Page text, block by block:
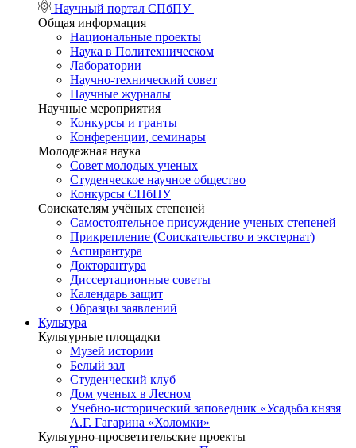
Научный портал СПбПУ
Общая информация
Национальные проекты
Наука в Политехническом
Лаборатории
Научно-технический совет
Научные журналы
Научные мероприятия
Конкурсы и гранты
Конференции, семинары
Молодежная наука
Совет молодых ученых
Студенческое научное общество
Конкурсы СПбПУ
Соискателям учёных степеней
Самостоятельное присуждение ученых степеней
Прикрепление (Соискательство и экстернат)
Аспирантура
Докторантура
Диссертационные советы
Календарь защит
Образцы заявлений
Культура
Культурные площадки
Музей истории
Белый зал
Студенческий клуб
Дом ученых в Лесном
Учебно-исторический заповедник «Усадьба князя
А.Г. Гагарина «Холомки»
Культурно-просветительские проекты